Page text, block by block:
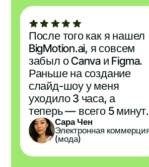
После того как я нашел
BigMotion.ai, я совсем
забыл о Canva и Figma.
Раньше на создание
слайд-шоу у меня
уходило 3 часа, а
теперь — всего 5 минут.
Сара Чен
Электронная
(мода)